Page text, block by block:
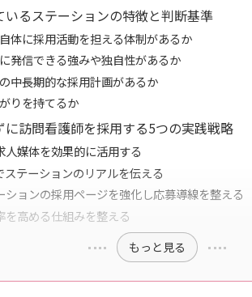
いるステーションの特徴と判断基準
体に採用活動を担える体制があるか
発信できる強みや独自性があるか
中長期的な採用計画があるか
りを持てるか
に訪問看護師を採用する5つの実践戦略
人媒体を効果的に活用する
ステーションのリアルを伝える
ションの採用ページを強化し応募導線を整える
を高める仕組みを整える
もっと見る